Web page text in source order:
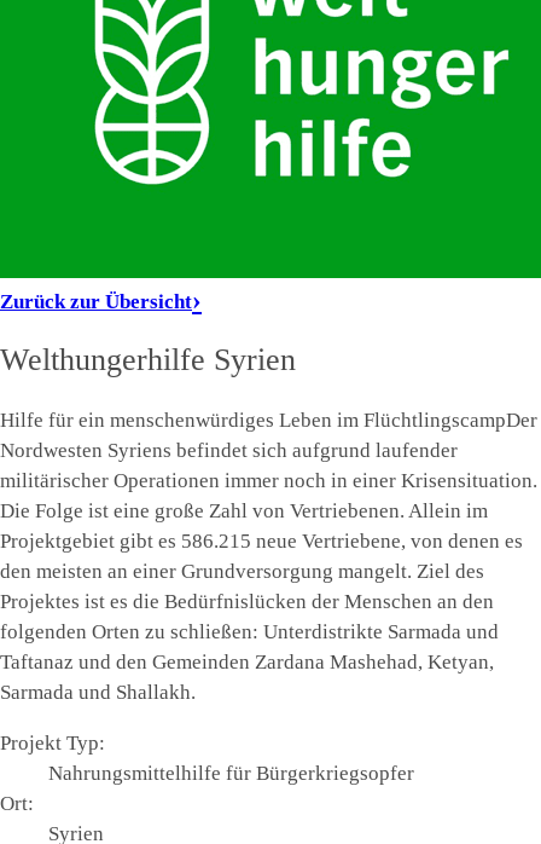
Zurück zur Übersicht
Welthungerhilfe Syrien
Hilfe für ein menschenwürdiges Leben im FlüchtlingscampDer
Nordwesten Syriens befindet sich aufgrund laufender
militärischer Operationen immer noch in einer Krisensituation.
Die Folge ist eine große Zahl von Vertriebenen. Allein im
Projektgebiet gibt es 586.215 neue Vertriebene, von denen es
den meisten an einer Grundversorgung mangelt. Ziel des
Projektes ist es die Bedürfnislücken der Menschen an den
folgenden Orten zu schließen: Unterdistrikte Sarmada und
Taftanaz und den Gemeinden Zardana Mashehad, Ketyan,
Sarmada und Shallakh.
Projekt Typ:
Nahrungsmittelhilfe für Bürgerkriegsopfer
Ort:
Syrien